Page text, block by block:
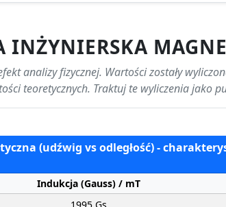
INŻYNIERSKA
analizy fizycznej. Wartości zostały
teoretycznych. Traktuj te wyliczenia jako
(udźwig vs odległość) -
Indukcja (Gauss) / mT